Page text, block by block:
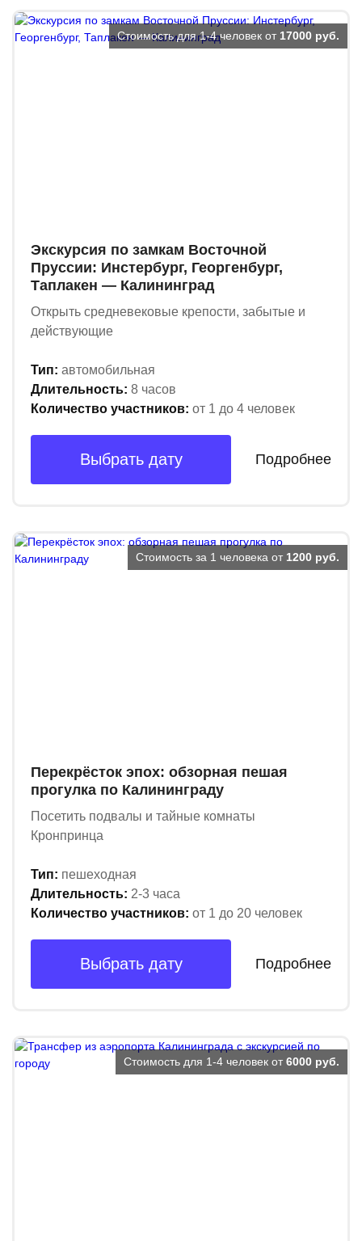
Экскурсия по замкам Восточной
Пруссии: Инстербург, Георгенбург,
Таплакен — Калининград
Открыть средневековые крепости, забытые и
действующие
Тип: автомобильная
Длительность: 8 часов
Количество участников: от 1 до 4 человек
Стоимость для 1-4 человек от 17000 руб.
Выбрать дату Подробнее
Перекрёсток эпох: обзорная пешая
прогулка по Калининграду
Посетить подвалы и тайные комнаты
Кронпринца
Тип: пешеходная
Длительность: 2-3 часа
Количество участников: от 1 до 20 человек
Стоимость за 1 человека от 1200 руб.
Выбрать дату Подробнее
Стоимость для 1-4 человек от 6000 руб.